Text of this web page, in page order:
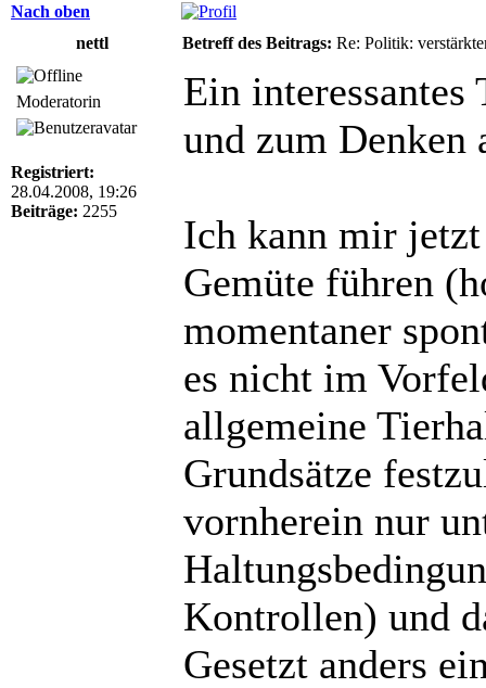
Nach oben
nettl
Betreff des Beitrags: Re: Politik:
Moderatorin
Registriert:
28.04.2008, 19:26
Beiträge: 2255
Ein interessantes
und zum Denken
Ich kann mir
Gemüte führen
momentaner
es nicht im
allgemeine
Grundsätze
vornherein nur
Kontrollen) und
Gesetzt anders